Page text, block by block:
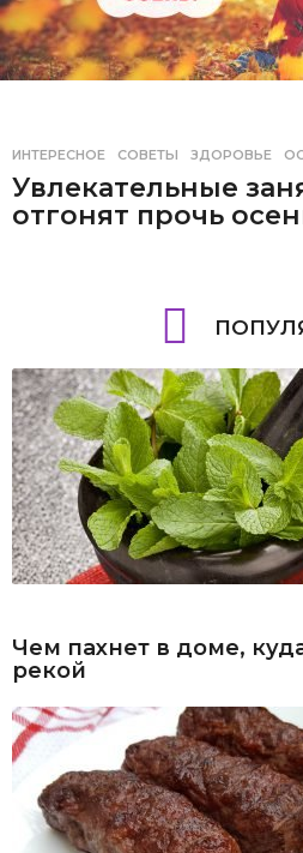
ИНТЕРЕСНОЕ ,СОВЕТЫ ЗДОРОВЬЕ ,
Увлекательные
отгонят прочь
Чем пахнет в доме,
рекой